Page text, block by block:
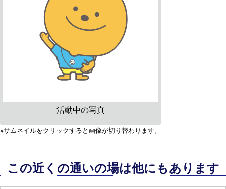
活動中の写真
※サムネイルをクリックすると画像が切り替わります。
この近くの通いの場は他にもあります